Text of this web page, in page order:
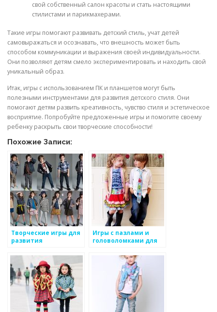
свой собственный салон красоты и стать настоящими
стилистами и парикмахерами.
Такие игры помогают развивать детский стиль, учат детей
самовыражаться и осознавать, что внешность может быть
способом коммуникации и выражения своей индивидуальности.
Они позволяют детям смело экспериментировать и находить свой
уникальный образ.
Итак, игры с использованием ПК и планшетов могут быть
полезными инструментами для развития детского стиля. Они
помогают детям развить креативность, чувство стиля и эстетическое
восприятие. Попробуйте предложенные игры и помогите своему
ребенку раскрыть свои творческие способности!
Похожие Записи:
Творческие игры для
развития
Игры с пазлами и
головоломками для